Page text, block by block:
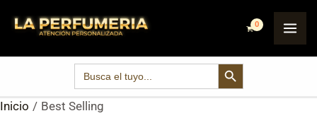
contenido
Search
for:
SEARCH BUTTON
Inicio Best Selling